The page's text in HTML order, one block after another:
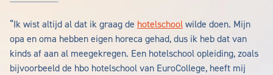
“Ik wist altijd al dat ik graag de hotelschool wilde doen. Mijn
opa en oma hebben eigen horeca gehad, dus ik heb dat van
kinds af aan al meegekregen. Een hotelschool opleiding, zoals
bijvoorbeeld de hbo hotelschool van EuroCollege, heeft mij